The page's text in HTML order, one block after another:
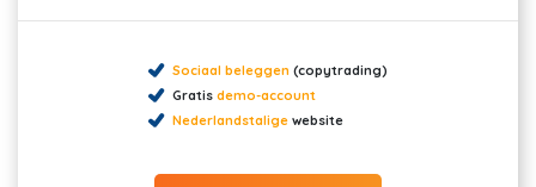
Sociaal beleggen (copytrading)
Gratis demo-account
Nederlandstalige website